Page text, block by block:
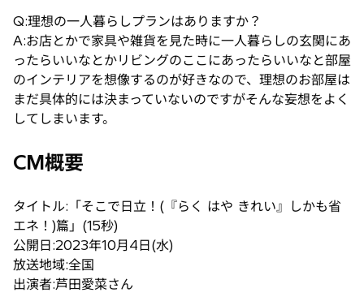
Q:理想の一人暮らしプランはありますか？
A:お店とかで家具や雑貨を見た時に一人暮らしの玄関にあ
ったらいいなとかリビングのここにあったらいいなと部屋
のインテリアを想像するのが好きなので、理想のお部屋は
まだ具体的には決まっていないのですがそんな妄想をよく
してしまいます。
CM概要
タイトル:「そこで日立！(『らく はや きれい』しかも省
エネ！)篇」(15秒)
公開日:2023年10月4日(水)
放送地域:全国
出演者:芦田愛菜さん